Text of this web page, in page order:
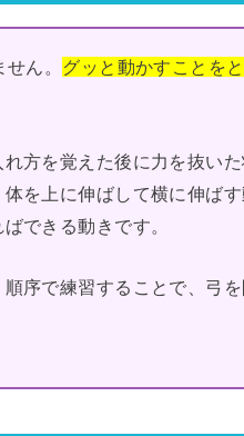
ん。 グッと動かすことを
方を覚えた後に力を抜いた
を上に伸ばして横に伸ば
できる動きです。
序で練習することで、弓